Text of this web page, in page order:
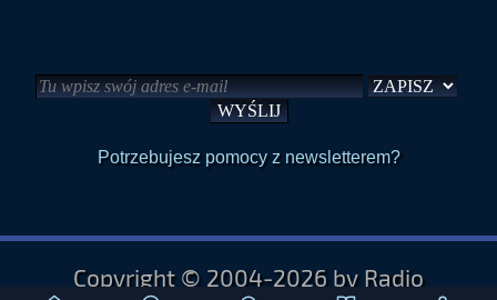
Potrzebujesz pomocy z newsletterem?
Copyright © 2004-2026 by Radio